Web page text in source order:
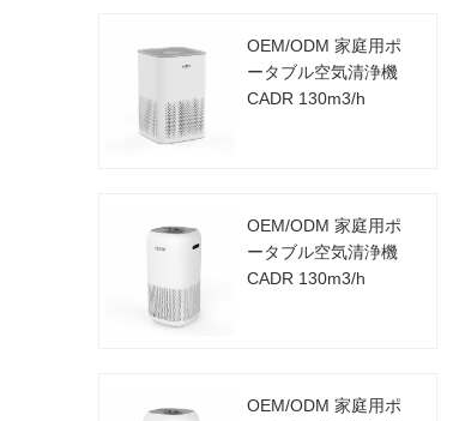
OEM/ODM 家庭用ポ
ータブル空気清浄機
CADR 130m3/h
OEM/ODM 家庭用ポ
ータブル空気清浄機
CADR 130m3/h
OEM/ODM 家庭用ポ